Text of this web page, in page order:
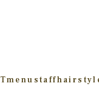
menu staff